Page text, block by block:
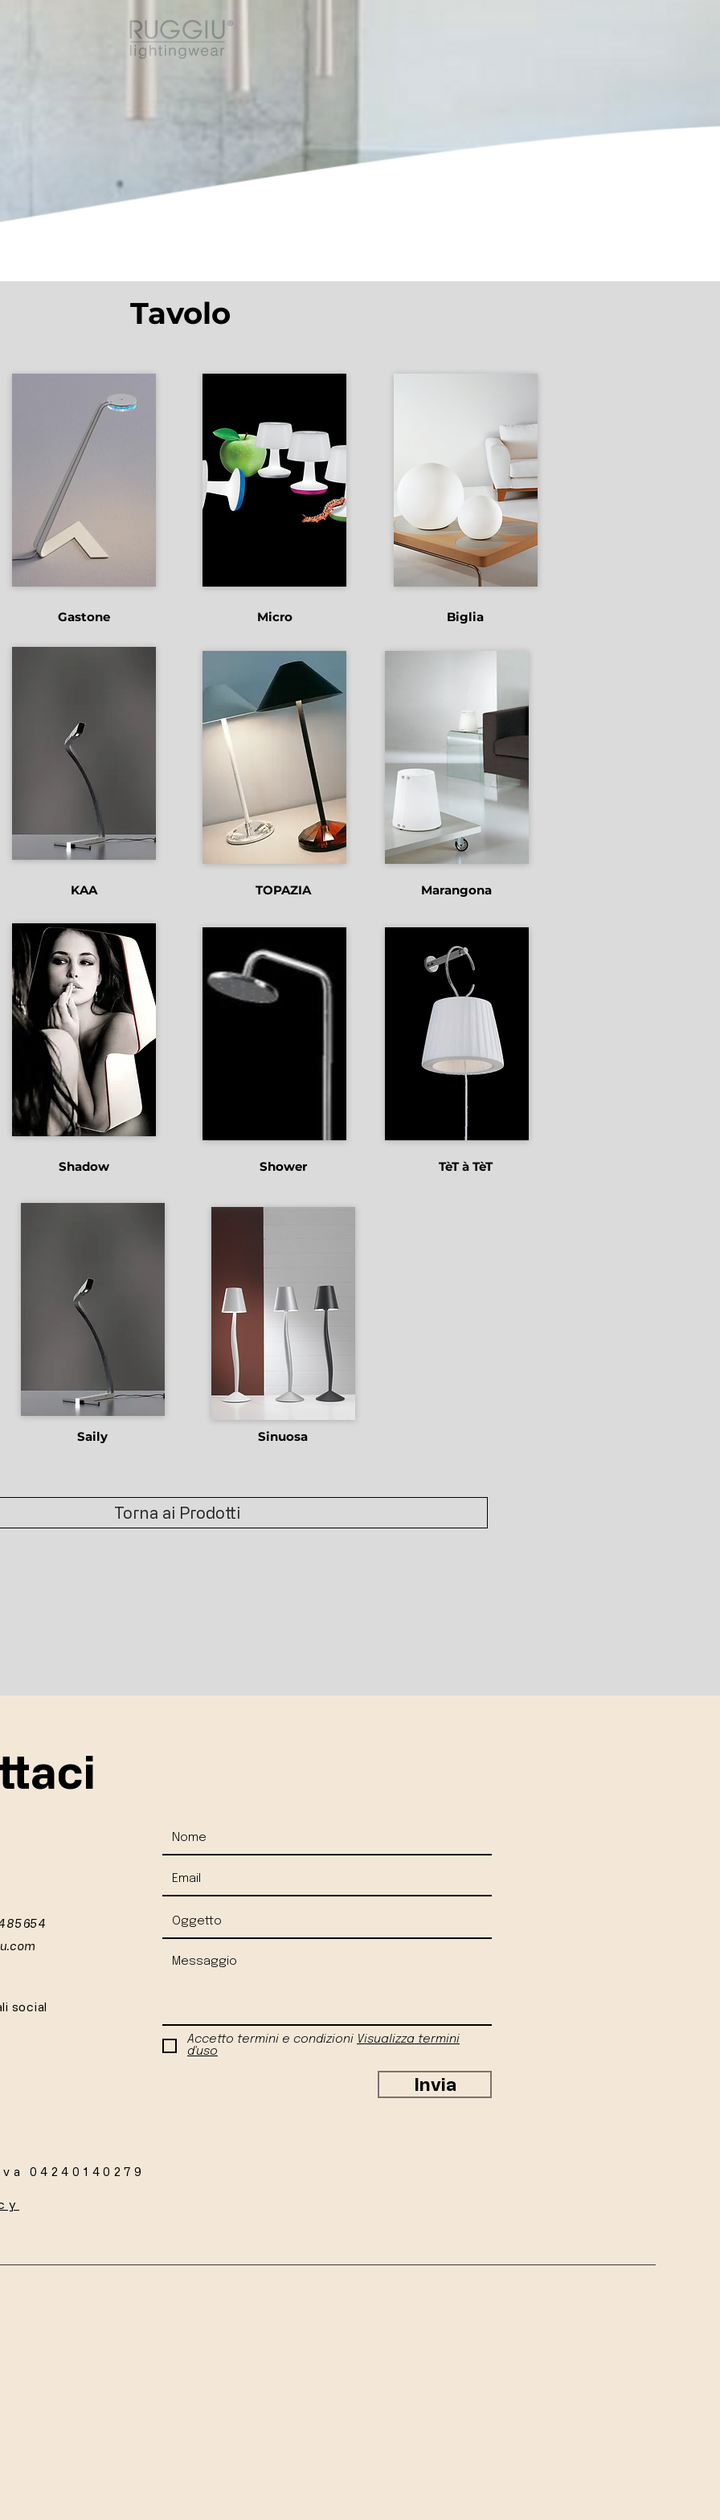
Tavolo
KAA
Shadow
Micro
TOPAZIA
Shower
Biglia
Marangona
TèT à TèT
Gastone
Saily Sinuosa
Torna ai Prodotti
social
Accetto termini e condizioni Visualizza termini
d'uso
Invia
04240140279